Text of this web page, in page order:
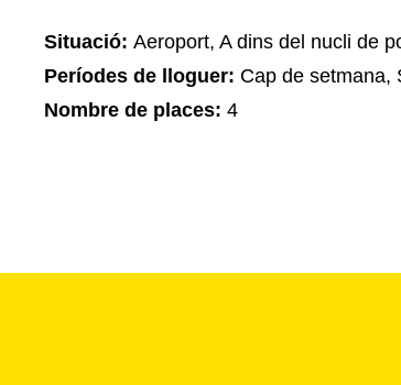
Situació: Aeroport, A dins del nucli de
Períodes de lloguer: Cap de setmana,
Nombre de places: 4